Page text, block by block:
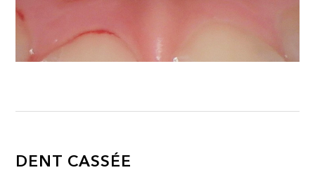
DENT CASSÉE